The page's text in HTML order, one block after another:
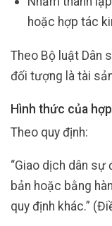
hoặc hợp tác
Theo Bộ luật Dân
đối tượng là tài
Hình thức của
Theo quy định:
“Giao dịch dân sự
bản hoặc bằng
quy định khác.”